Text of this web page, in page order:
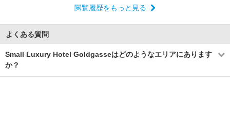
閲覧履歴をもっと見る
よくある質問
Small Luxury Hotel Goldgasseはどのようなエリアにあります
か？